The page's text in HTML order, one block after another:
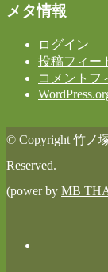
メタ情報
ログイン
投稿フィー
コメントフ
© Copyright 竹ノ
Reserved.
(power by MB